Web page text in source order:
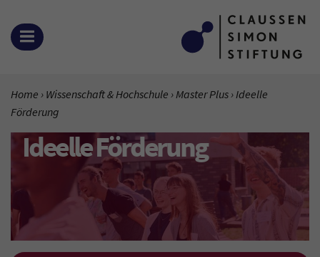
Zum Inhalt springen
MENÜ ÖFFNEN
SIE BEFINDEN SICH HIER:
Home Wissenschaft & Hochschule Master Plus Aktuelle Seite:
Ideelle
Förderung
Ideelle Förderung